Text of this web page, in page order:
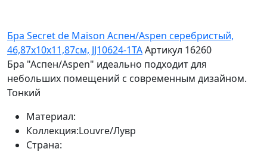
Бра Secret de Maison Аспен/Aspen серебристый,
46,87х10х11,87см, JJ10624-1TAАртикул 16260
Бра "Аспен/Aspen" идеально подходит для
небольших помещений с современным дизайном.
Тонкий
Материал:
Коллекция:Louvre/Лувр
Страна: